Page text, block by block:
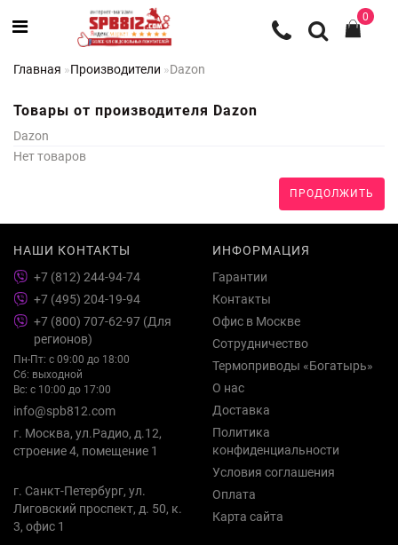
0
Главная Производители Dazon
Товары от производителя Dazon
Dazon
Нет товаров
ПРОДОЛЖИТЬ
НАШИ КОНТАКТЫ
+7 (812) 244-94-74
+7 (495) 204-19-94
+7 (800) 707-62-97 (Для
регионов)
Пн-Пт: с 09:00 до 18:00
Сб: выходной
Вс: с 10:00 до 17:00
info@spb812.com
г. Москва, ул.Радио, д.12,
строение 4, помещение 1
г. Санкт-Петербург, ул.
Лиговский проспект, д. 50, к.
3, офис 1
ИНФОРМАЦИЯ
Гарантии
Контакты
Офис в Москве
Сотрудничество
Термоприводы «Богатырь»
О нас
Доставка
Политика
конфиденциальности
Условия соглашения
Оплата
Карта сайта